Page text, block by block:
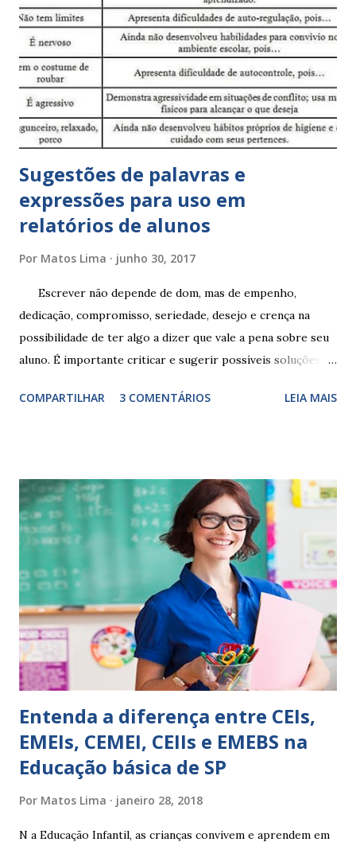
Sugestões de palavras e
expressões para uso em
relatórios de alunos
Por Matos Lima junho 30, 2017
Escrever não depende de dom, mas de empenho,
dedicação, compromisso, seriedade, desejo e crença na
possibilidade de ter algo a dizer que vale a pena sobre seu
aluno. É importante criticar e sugerir possíveis soluções.
exercitação. E encontrar a melhor maneira de expressar o
sempre as intervenções feitas para ações apresentadas,
isso ressalta trabalho. SUGESTÕES DE PALAVRAS E
EXPRESSÕES PARA USO EM RELATÓRIOS Você pensa Você
escreve O aluno não sabe O aluno não adquiriu os
conceitos, está em fase de aprendizado. Não tem limites
Apresenta dificuldades de auto-regulação, pois… É nervoso
Ainda não desenvolveu habilidades para convívio no
ambiente...
COMPARTILHAR 3 COMENTÁRIOS LEIA MAIS
Entenda a diferença entre CEIs,
EMEIs, CEMEI, CEIIs e EMEBS na
Educação básica de SP
Por Matos Lima janeiro 28, 2018
N a Educação Infantil, as crianças convivem e aprendem em